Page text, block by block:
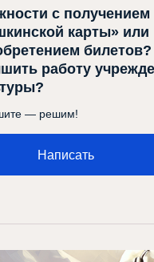
с получением
карты» или
билетов?
работу
— решим!
Написать